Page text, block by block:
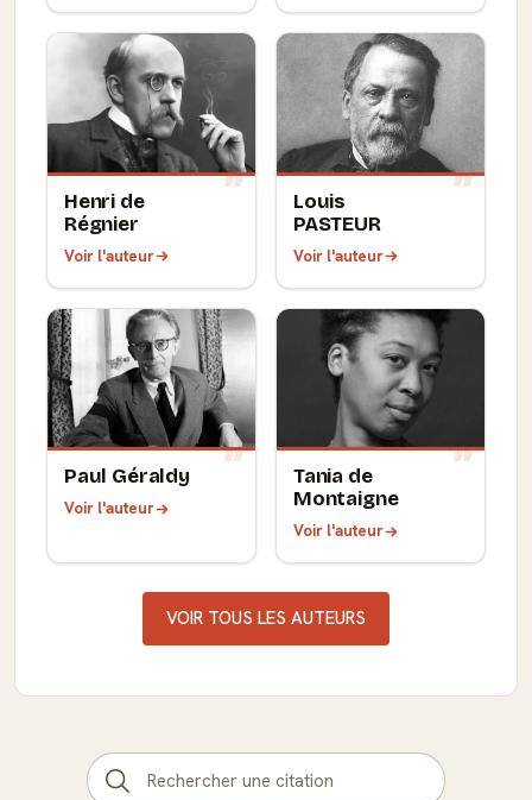
Henri de
Régnier
Voir l'auteur
Louis
PASTEUR
Voir l'auteur
Paul Géraldy
Voir l'auteur
Tania de
Montaigne
Voir l'auteur
VOIR TOUS LES AUTEURS